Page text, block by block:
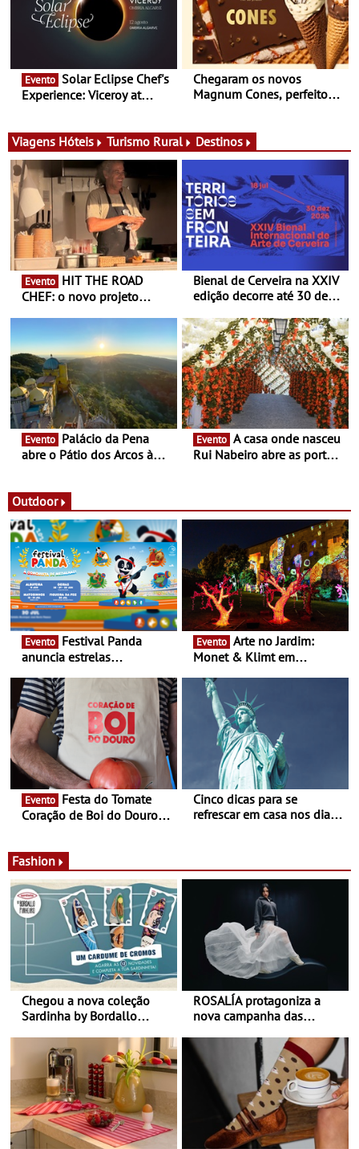
Portugal
Evento
Experience: Viceroy at
exclusiva
Chegaram os novos
Magnum Cones, perfeitos
Viagens Hóteis Turismo Rural Destinos
Evento
CHEF: o novo projeto
Queiroz Ribeiro - Um novo
conceito gastronómico
itinerante que percorre
Portugal
Bienal de Cerveira na XXIV
edição decorre até 30 de
enquanto “Territórios sem
Fronteira”
Evento
abre o Pátio dos Arcos à
Evento
Rui Nabeiro abre as portas
16 de agosto
Outdoor
Evento
anuncia estrelas
- Entre Junho e Julho pelo
país
Evento
Monet & Klimt em
ao final de Setembro -
Experiência luminosa no
jardim do Museu de
Alberto Sampaio
Evento
Coração de Boi do Douro -
Cinco dicas para se
refrescar em casa nos dias
Fashion
Chegou a nova coleção
Sardinha by Bordallo
ROSALÍA protagoniza a
nova campanha das
Balance